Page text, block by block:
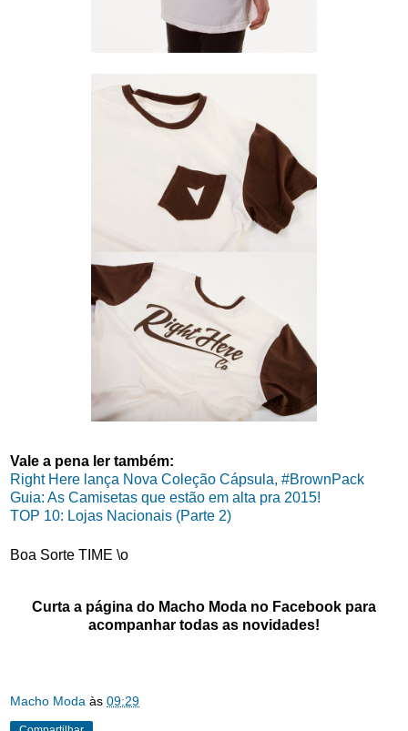
Vale a pena ler também:
Right Here lança Nova Coleção Cápsula, #BrownPack
Guia: As Camisetas que estão em alta pra 2015!
TOP 10: Lojas Nacionais (Parte 2)
Boa Sorte TIME \o
Curta a página do Macho Moda no Facebook para
acompanhar todas as novidades!
Macho Moda às 09:29